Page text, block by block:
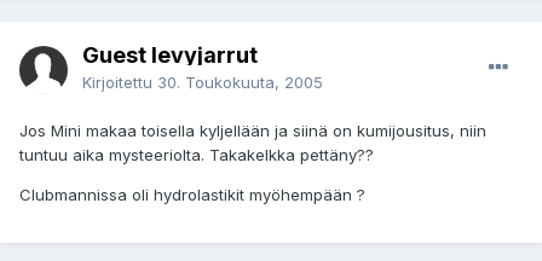
Guest levyjarrut
Kirjoitettu 30. Toukokuuta, 2005
Jos Mini makaa toisella kyljellään ja siinä on kumijousitus, niin
tuntuu aika mysteeriolta. Takakelkka pettäny??
Clubmannissa oli hydrolastikit myöhempään ?